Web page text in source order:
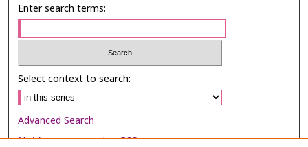
Enter search terms:
Select context to search:
Advanced Search
Notify me via email orRSS